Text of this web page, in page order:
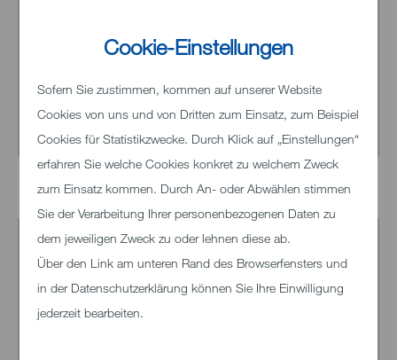
Cookie-Einstellungen
Sofern Sie zustimmen, kommen auf unserer Website
Cookies von uns und von Dritten zum Einsatz, zum Beispiel
Cookies für Statistikzwecke. Durch Klick auf „Einstellungen“
erfahren Sie welche Cookies konkret zu welchem Zweck
zum Einsatz kommen. Durch An- oder Abwählen stimmen
Sie der Verarbeitung Ihrer personenbezogenen Daten zu
dem jeweiligen Zweck zu oder lehnen diese ab.
Über den Link am unteren Rand des Browserfensters und
in der Datenschutzerklärung können Sie Ihre Einwilligung
jederzeit bearbeiten.
E-Mail senden